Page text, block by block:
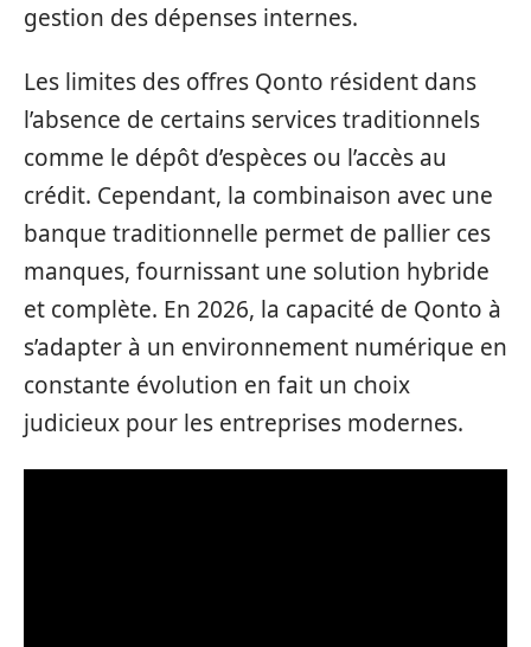
gestion des dépenses internes.
Les limites des offres Qonto résident dans
l’absence de certains services traditionnels
comme le dépôt d’espèces ou l’accès au
crédit. Cependant, la combinaison avec une
banque traditionnelle permet de pallier ces
manques, fournissant une solution hybride
et complète. En 2026, la capacité de Qonto à
s’adapter à un environnement numérique en
constante évolution en fait un choix
judicieux pour les entreprises modernes.